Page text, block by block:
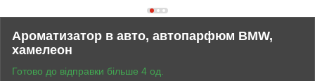
Ароматизатор в авто, автопарфюм BMW,
хамелеон
Готово до відправки більше 4 од.